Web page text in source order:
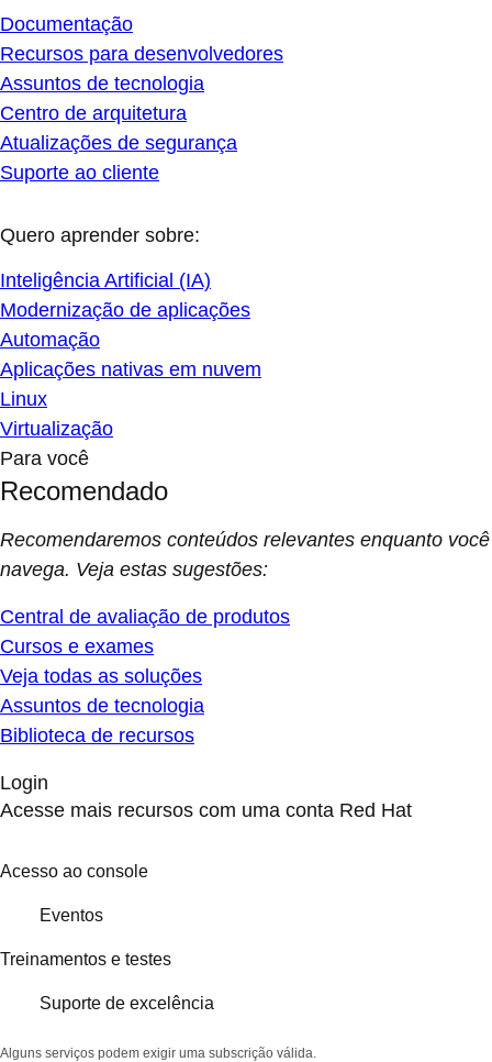
Documentação
Recursos para desenvolvedores
Assuntos de tecnologia
Centro de arquitetura
Atualizações de segurança
Suporte ao cliente
Quero aprender sobre:
Inteligência Artificial (IA)
Modernização de aplicações
Automação
Aplicações nativas em nuvem
Linux
Virtualização
Para você
Recomendado
Recomendaremos conteúdos relevantes enquanto você
navega. Veja estas sugestões:
Central de avaliação de produtos
Cursos e exames
Veja todas as soluções
Assuntos de tecnologia
Biblioteca de recursos
Login
Acesse mais recursos com uma conta Red Hat
Acesso ao console
Eventos
Treinamentos e testes
Suporte de excelência
Alguns serviços podem exigir uma subscrição válida.